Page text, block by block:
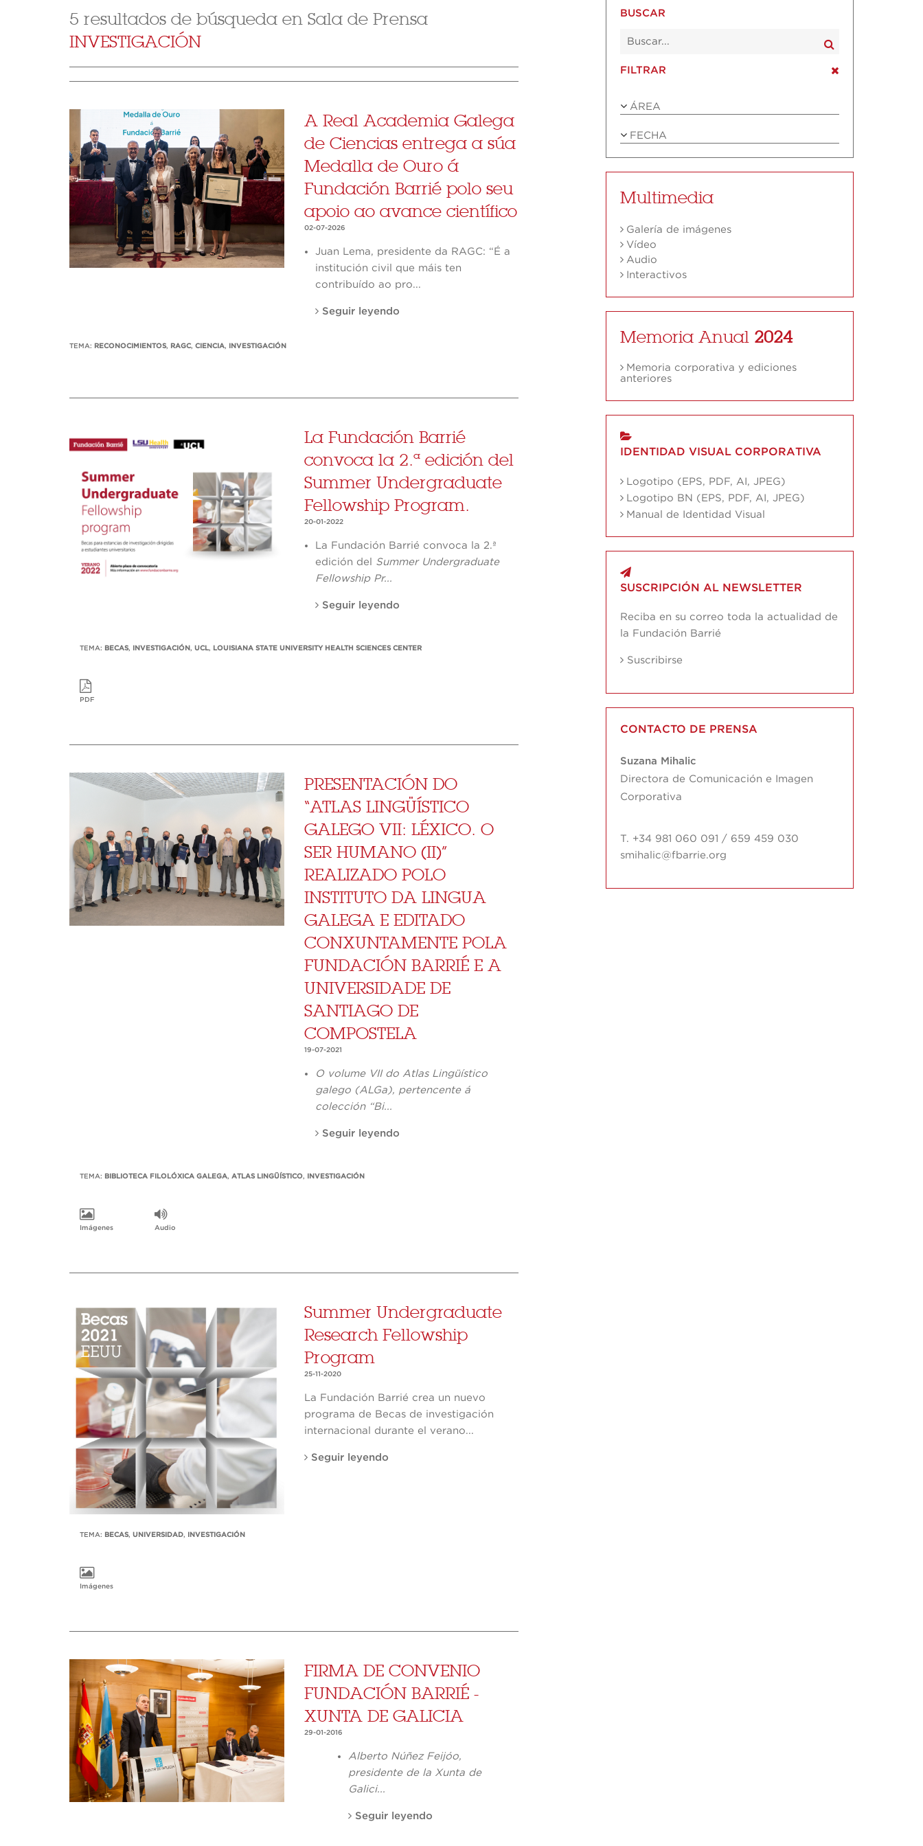
BUSCAR
FILTRAR
ÁREA
FECHA
Multimedia
Galería de imágenes
Vídeo
Audio
Interactivos
Memoria Anual 2024
Memoria corporativa y ediciones
anteriores
IDENTIDAD VISUAL CORPORATIVA
Logotipo (EPS, PDF, AI, JPEG)
Logotipo BN (EPS, PDF, AI, JPEG)
Manual de Identidad Visual
SUSCRIPCIÓN AL NEWSLETTER
Reciba en su correo toda la actualidad de
la Fundación Barrié
Suscribirse
CONTACTO DE PRENSA
Suzana Mihalic
Directora de Comunicación e Imagen
Corporativa
T. +34 981 060 091 / 659 459 030
smihalic@fbarrie.org
5 resultados de búsqueda en Sala de Prensa
INVESTIGACIÓN
A Real Academia Galega
de Ciencias entrega a súa
Medalla de Ouro á
Fundación Barrié polo seu
apoio ao avance científico
02-07-2026
Juan Lema, presidente da RAGC: “É a
institución civil que máis ten
contribuído ao pro...
Seguir leyendo
TEMA: RECONOCIMIENTOS, RAGC, CIENCIA, INVESTIGACIÓN
La Fundación Barrié
convoca la 2.ª edición del
Summer Undergraduate
Fellowship Program.
20-01-2022
La Fundación Barrié convoca la 2.ª
edición del Summer Undergraduate
Fellowship Pr...
Seguir leyendo
TEMA: BECAS, INVESTIGACIÓN , UCL, LOUISIANA STATE UNIVERSITY HEALTH SCIENCES CENTER
PDF
PRESENTACIÓN DO
“ATLAS LINGÜÍSTICO
GALEGO VII: LÉXICO. O
SER HUMANO (II)”
REALIZADO POLO
INSTITUTO DA LINGUA
GALEGA E EDITADO
CONXUNTAMENTE POLA
FUNDACIÓN BARRIÉ E A
UNIVERSIDADE DE
SANTIAGO DE
COMPOSTELA
19-07-2021
O volume VII do Atlas Lingüístico
galego (ALGa ), pertencente á
colección “Bi...
Seguir leyendo
TEMA: BIBLIOTECA FILOLÓXICA GALEGA, ATLAS LINGÜÍSTICO, INVESTIGACIÓN
Imágenes Audio
Summer Undergraduate
Research Fellowship
Program
25-11-2020
La Fundación Barrié crea un nuevo
programa de Becas de investigación
internacional durante el verano...
Seguir leyendo
TEMA: BECAS, UNIVERSIDAD, INVESTIGACIÓN
Imágenes
FIRMA DE CONVENIO
FUNDACIÓN BARRIÉ -
XUNTA DE GALICIA
29-01-2016
Alberto Núñez Feijóo,
presidente de la Xunta de
Galici...
Seguir leyendo